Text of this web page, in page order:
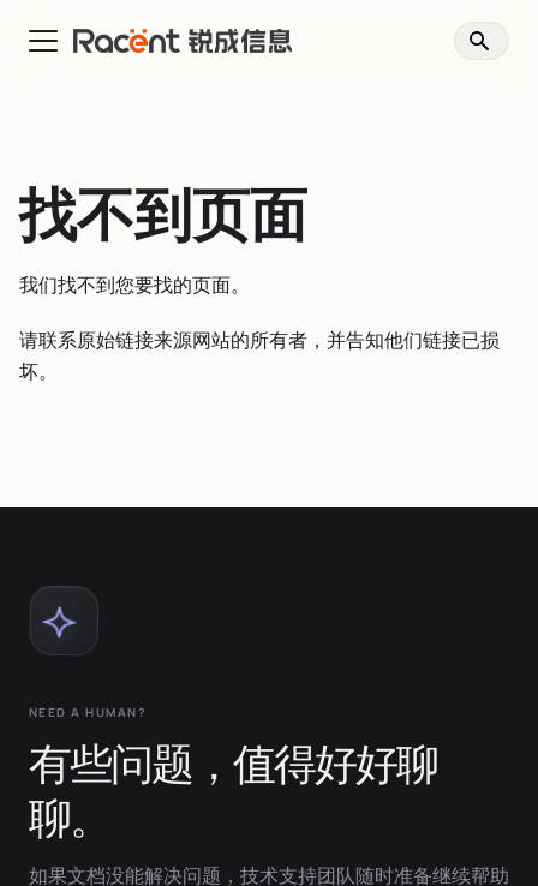
找不到页面
我们找不到您要找的页面。
请联系原始链接来源网站的所有者，并告知他们链接已损
坏。
NEED A HUMAN?
有些问题，值得好好聊
聊。
如果文档没能解决问题，技术支持团队随时准备继续帮助